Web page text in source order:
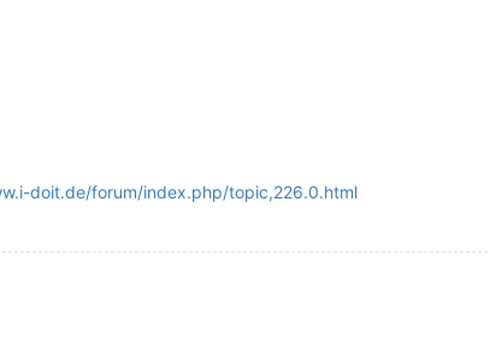
doit.de/forum/index.php/topic,226.0.html